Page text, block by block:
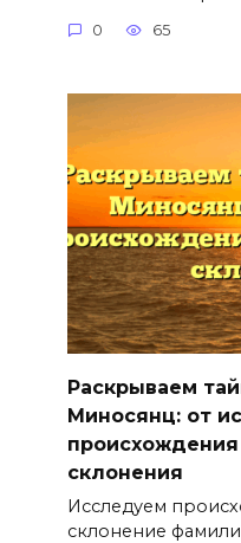
0 65
Раскрываем
Миносянц: от
склонения
Исследуем
склонение